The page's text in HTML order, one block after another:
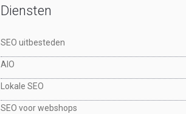
Diensten
SEO uitbesteden
AIO
Lokale SEO
SEO voor webshops